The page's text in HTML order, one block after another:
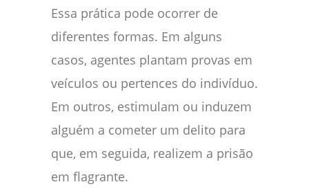
Essa prática pode ocorrer de
diferentes formas. Em alguns
casos, agentes plantam provas em
veículos ou pertences do indivíduo.
Em outros, estimulam ou induzem
alguém a cometer um delito para
que, em seguida, realizem a prisão
em flagrante.